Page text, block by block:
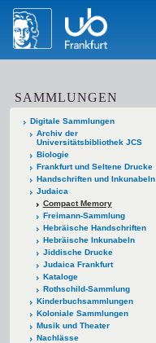
SAMMLUNGEN
Digitale Sammlungen
Archiv der
Universitätsbibliothek JCS
Biologie
Frankfurt und Seltene Drucke
Handschriften und Inkunabeln
Judaica
Compact Memory
Freimann-Sammlung
Hebräische Handschriften
Hebräische Inkunabeln
Jiddische Drucke
Judaica Frankfurt
Kataloge
Rothschild-Sammlung
Kinderbuchsammlungen
Koloniale Sammlungen
Musik und Theater
Nachlässe